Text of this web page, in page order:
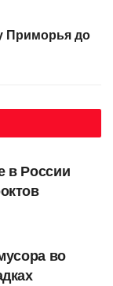
Приморья до
в России
во